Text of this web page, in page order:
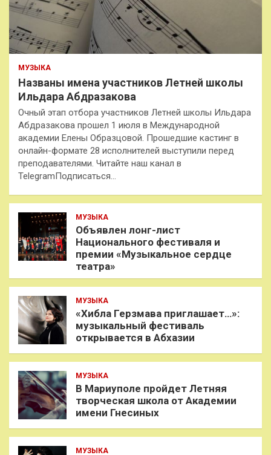
МУЗЫКА
Названы имена участников Летней школы
Ильдара Абдразакова
Очный этап отбора участников Летней школы Ильдара
Абдразакова прошел 1 июля в Международной
академии Елены Образцовой. Прошедшие кастинг в
онлайн-формате 28 исполнителей выступили перед
преподавателями. Читайте наш канал в
TelegramПодписаться…
МУЗЫКА
Объявлен лонг-лист
Национального фестиваля и
премии «Музыкальное сердце
театра»
МУЗЫКА
«Хибла Герзмава приглашает…»:
музыкальный фестиваль
открывается в Абхазии
МУЗЫКА
В Мариуполе пройдет Летняя
творческая школа от Академии
имени Гнесиных
МУЗЫКА